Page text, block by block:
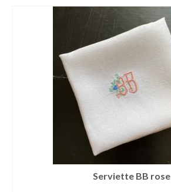
Serviette BB rose